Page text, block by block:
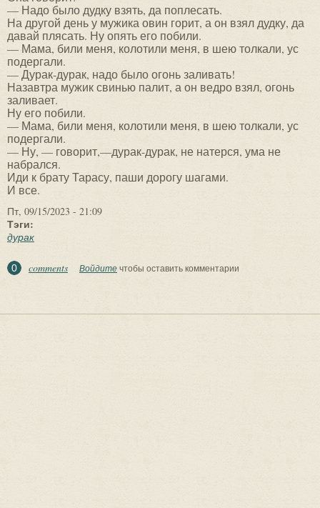
— Надо было дудку взять, да поплесать.
На другой день у мужика овин горит, а он взял дудку, да
давай плясать. Ну опять его побили.
— Мама, били меня, колотили меня, в шею толкали, ус
подергали.
— Дурак-дурак, надо было огонь заливать!
Назавтра мужик свинью палит, а он ведро взял, огонь
заливает.
Ну его побили.
— Мама, били меня, колотили меня, в шею толкали, ус
подергали.
— Ну, — говорит,—дурак-дурак, не натерся, ума не
набрался.
Иди к брату Тарасу, паши дорогу шагами.
И все.
Пт, 09/15/2023 - 21:09
Тэги:
дурак
0 comments Войдитечтобы оставить комментарии